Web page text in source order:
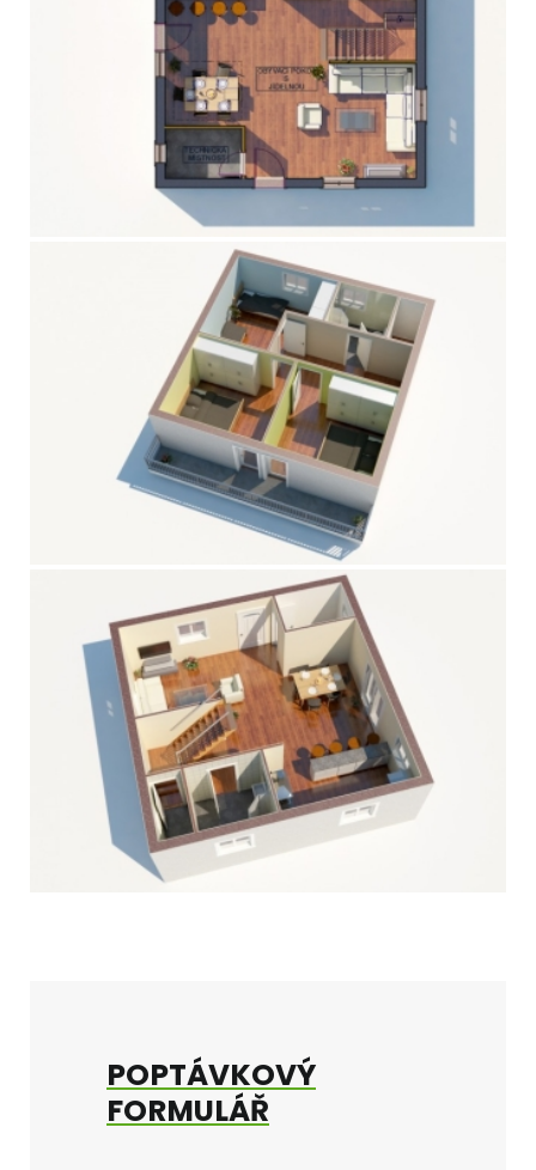
POPTÁVKOVÝ
FORMULÁŘ